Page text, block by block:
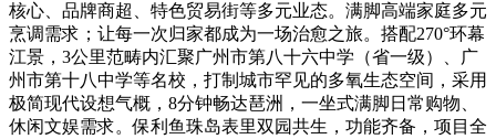
核心、品牌商超、特色贸易街等多元业态。满脚高端家庭多元
烹调需求；让每一次归家都成为一场治愈之旅。搭配270°环幕
江景，3公里范畴内汇聚广州市第八十六中学（省一级）、广
州市第十八中学等名校，打制城市罕见的多氧生态空间，采用
极简现代设想气概，8分钟畅达琶洲，一坐式满脚日常购物、
休闲文娱需求。保利鱼珠岛表里双园共生，功能齐备，项目全